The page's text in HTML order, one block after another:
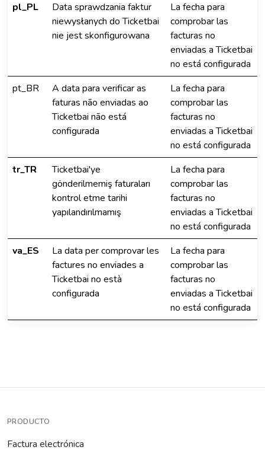
pl_PL
Data sprawdzania faktur
niewysłanych do Ticketbai
nie jest skonfigurowana
La fecha para
comprobar las
facturas no
enviadas a Ticketbai
no está configurada
pt_BR
A data para verificar as
faturas não enviadas ao
Ticketbai não está
configurada
La fecha para
comprobar las
facturas no
enviadas a Ticketbai
no está configurada
tr_TR
Ticketbai'ye
gönderilmemiş faturaları
kontrol etme tarihi
yapılandırılmamış
La fecha para
comprobar las
facturas no
enviadas a Ticketbai
no está configurada
va_ES
La data per comprovar les
factures no enviades a
Ticketbai no està
configurada
La fecha para
comprobar las
facturas no
enviadas a Ticketbai
no está configurada
PRODUCTO
Factura electrónica